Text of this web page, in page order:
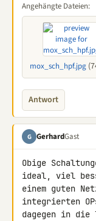
Angehängte Dateien:
mox_sch_hpf.jpg
Antwort
G GerhardGast
Obige
ideal, viel
einem guten
integrierten
dagegen in